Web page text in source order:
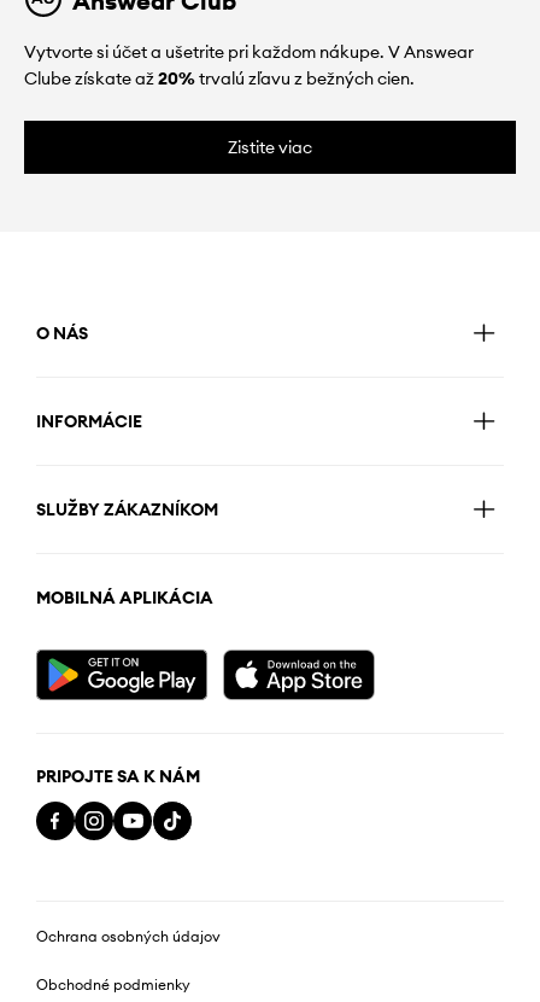
Vytvorte si účet a ušetrite pri každom nákupe. V Answear
Clube získate až20%trvalú zľavu z bežných cien.
Zistite viac
O NÁS
INFORMÁCIE
SLUŽBY ZÁKAZNÍKOM
MOBILNÁ APLIKÁCIA
PRIPOJTE SA K NÁM
Ochrana osobných údajov
Obchodné podmienky